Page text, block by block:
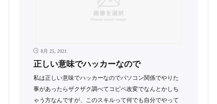
8月 25, 2021
正しい意味でハッカーなので
私は正しい意味でハッカーなのでパソコン関係でやりた
事があったらザクザク調べてコピペ改変でなんとかしち
ゃう方なんですが、このスキルって何でも自分でやって